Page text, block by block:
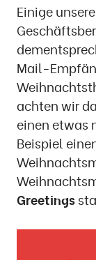
Einige
Mail-
achten wir
einen etwas
Beispiel
Greetings